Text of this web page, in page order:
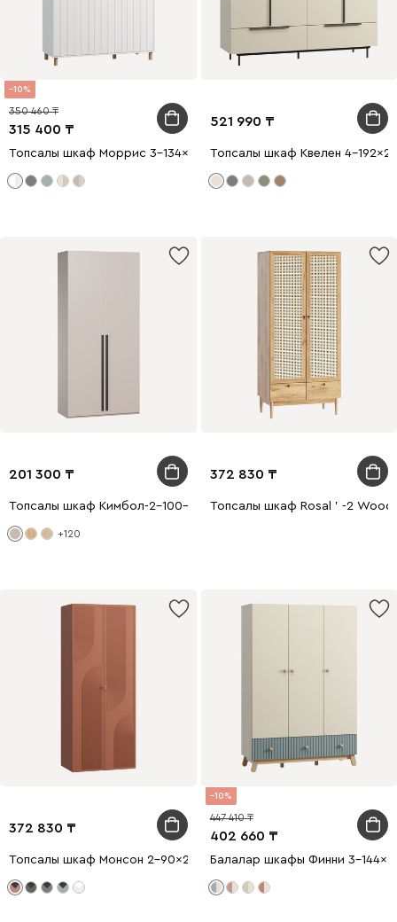
10
315 400
350 460
Топсалы шкаф Моррис 3-134x205 Белый
521 990
Топсалы шкаф Квелен 4-
201 300
Топсалы шкаф Кимбол-2-100-240 Latte
+120
372 830
Топсалы шкаф Rosal ' -2 Wood
372 830
Топсалы шкаф Монсон 2-90x222 Терракотовый
10
402 660
447 410
Балалар шкафы Финни 3-